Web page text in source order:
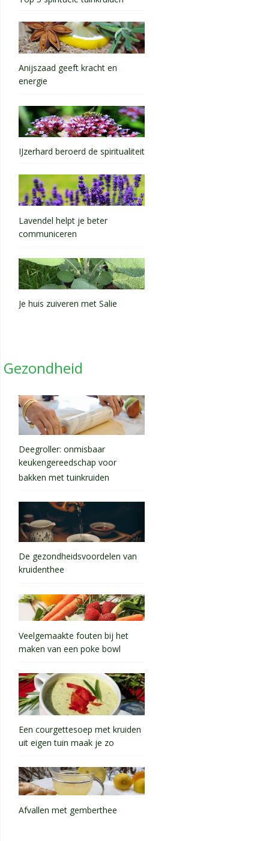
Anijszaad geeft kracht en
energie
IJzerhard beroerd de spiritualiteit
Lavendel helpt je beter
communiceren
Je huis zuiveren met Salie
Gezondheid
Deegroller: onmisbaar
keukengereedschap voor
bakken met tuinkruiden
De gezondheidsvoordelen van
kruidenthee
Veelgemaakte fouten bij het
maken van een poke bowl
Een courgettesoep met kruiden
uit eigen tuin maak je zo
Afvallen met gemberthee